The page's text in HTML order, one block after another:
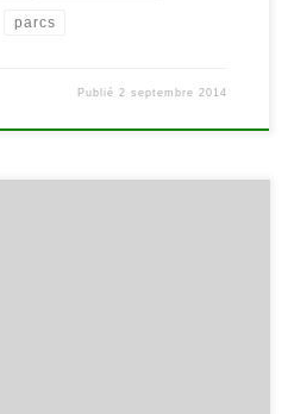
parcs
Publié 2 septembre 2014